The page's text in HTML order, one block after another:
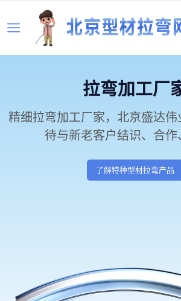
拉弯加工厂
精细拉弯加工厂家，北京盛达伟
待与新老客户结识、合作
了解特种型材拉弯产品